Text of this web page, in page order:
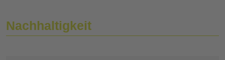
Nachhaltigkeit